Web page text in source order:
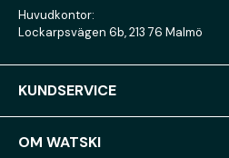
Huvudkontor:
Lockarpsvägen 6b, 213 76 Malmö
KUNDSERVICE
OM WATSKI